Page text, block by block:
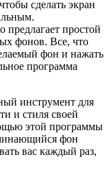
сделать экран
простой
фонов. Все, что
фон и нажать
программа
инструмент для
и стиля своей
этой программы
фон
вас каждый раз,